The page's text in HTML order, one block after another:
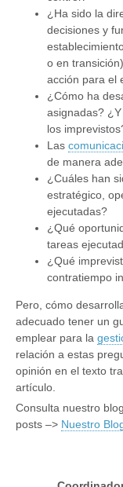
¿Ha sido la
decisiones y
o en
acción para el
¿Cómo ha
asignadas?
los
Las
de manera
¿Cuáles han
estratégico,
ejecutadas?
¿Qué
tareas
¿Qué
contratiempo
Pero, cómo
adecuado tener un
emplear para la
relación a estas
opinión en el texto
artículo.
Consulta nuestro
posts –> Nuestro